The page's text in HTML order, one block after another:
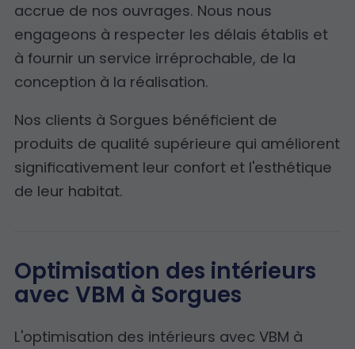
accrue de nos ouvrages. Nous nous
engageons à respecter les délais établis et
à fournir un service irréprochable, de la
conception à la réalisation.
Nos clients à Sorgues bénéficient de
produits de qualité supérieure qui améliorent
significativement leur confort et l'esthétique
de leur habitat.
Optimisation des intérieurs
avec VBM à Sorgues
L'optimisation des intérieurs avec VBM à